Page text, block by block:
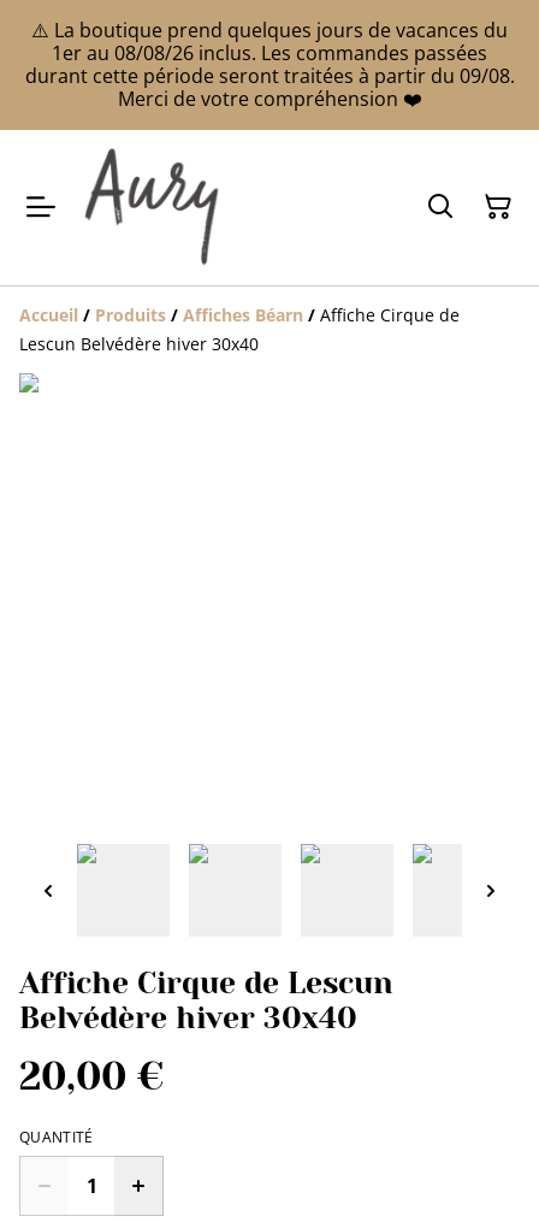
⚠️ La boutique prend quelques jours de vacances du
1er au 08/08/26 inclus. Les commandes passées
durant cette période seront traitées à partir du 09/08.
Merci de votre compréhension ❤️
Accueil / Produits / Affiches Béarn / Affiche Cirque de
Lescun Belvédère hiver 30x40
Affiche Cirque de Lescun
Belvédère hiver 30x40
20,00 €
QUANTITÉ